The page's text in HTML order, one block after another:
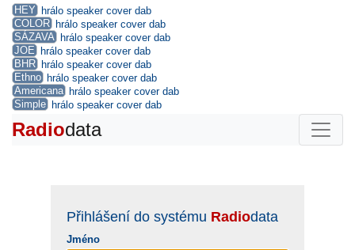
HEY hrálo speaker cover dab
COLOR hrálo speaker cover dab
SÁZAVA hrálo speaker cover dab
JOE
hrálo speaker cover dab
BHR hrálo speaker cover dab
Ethno hrálo speaker cover dab
Americana hrálo speaker cover dab
Simple hrálo speaker cover dab
Radiodata
Přihlášení do systému Radiodata
Jméno